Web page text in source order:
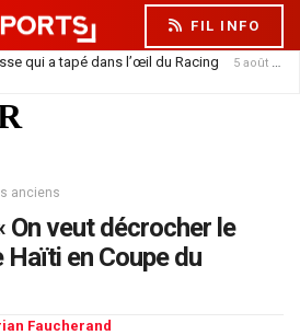
FIL INFO
qui a tapé dans l’œil du Racing 5 août 2026
anciens
On veut décrocher le
en Coupe du
Faucherand